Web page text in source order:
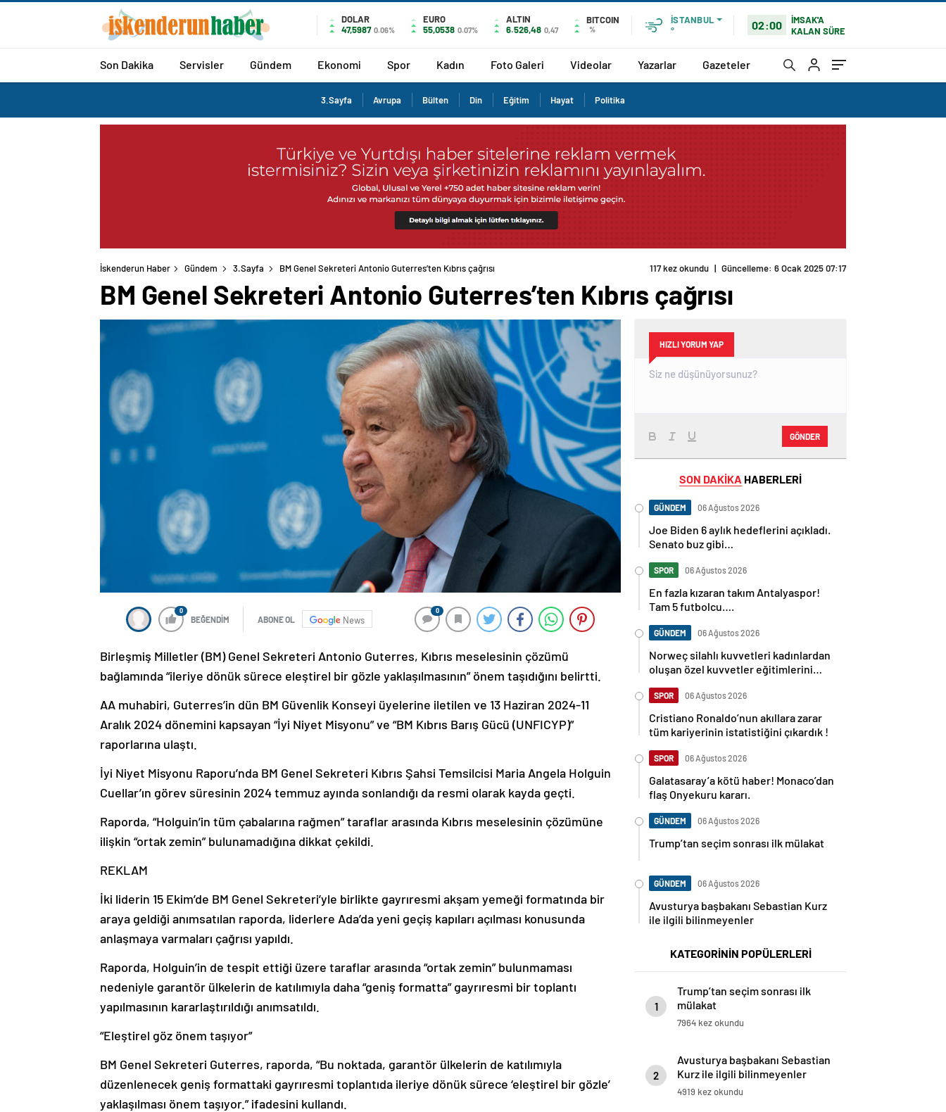
DOLAR
47,5987 0.06%
EURO
55,0538 0.07%
ALTIN
6.526,48 0,47
BITCOIN
%
İSTANBUL
°
02:00
İMSAK'A
KALAN SÜRE
Son Dakika Servisler Gündem Ekonomi Spor Kadın Foto Galeri Videolar Yazarlar Gazeteler
3.Sayfa Avrupa Bülten Din Eğitim Hayat Politika
İskenderun Haber Gündem 3.Sayfa BM Genel Sekreteri Antonio Guterres’ten Kıbrıs çağrısı 117 kez okundu | Güncelleme: 6 Ocak 2025 07:17
BM Genel Sekreteri Antonio Guterres’ten Kıbrıs çağrısı
0
BEĞENDİM ABONE OL News
0
Birleşmiş Milletler (BM) Genel Sekreteri Antonio Guterres, Kıbrıs meselesinin çözümü
bağlamında “ileriye dönük sürece eleştirel bir gözle yaklaşılmasının” önem taşıdığını belirtti.
AA muhabiri, Guterres’in dün BM Güvenlik Konseyi üyelerine iletilen ve 13 Haziran 2024-11
Aralık 2024 dönemini kapsayan “İyi Niyet Misyonu” ve “BM Kıbrıs Barış Gücü (UNFICYP)”
raporlarına ulaştı.
İyi Niyet Misyonu Raporu’nda BM Genel Sekreteri Kıbrıs Şahsi Temsilcisi Maria Angela Holguin
Cuellar’ın görev süresinin 2024 temmuz ayında sonlandığı da resmi olarak kayda geçti.
Raporda, “Holguin’in tüm çabalarına rağmen” taraflar arasında Kıbrıs meselesinin çözümüne
ilişkin “ortak zemin” bulunamadığına dikkat çekildi.
REKLAM
İki liderin 15 Ekim’de BM Genel Sekreteri’yle birlikte gayrıresmi akşam yemeği formatında bir
araya geldiği anımsatılan raporda, liderlere Ada’da yeni geçiş kapıları açılması konusunda
anlaşmaya varmaları çağrısı yapıldı.
Raporda, Holguin’in de tespit ettiği üzere taraflar arasında “ortak zemin” bulunmaması
nedeniyle garantör ülkelerin de katılımıyla daha “geniş formatta” gayrıresmi bir toplantı
yapılmasının kararlaştırıldığı anımsatıldı.
“Eleştirel göz önem taşıyor”
BM Genel Sekreteri Guterres, raporda, “Bu noktada, garantör ülkelerin de katılımıyla
düzenlenecek geniş formattaki gayrıresmi toplantıda ileriye dönük sürece ‘eleştirel bir gözle’
yaklaşılması önem taşıyor.” ifadesini kullandı.
HIZLI YORUM YAP
GÖNDER
SON DAKİKA HABERLERİ
GÜNDEM 06 Ağustos 2026
Joe Biden 6 aylık hedeflerini açıkladı.
Senato buz gibi…
SPOR 06 Ağustos 2026
En fazla kızaran takım Antalyaspor!
Tam 5 futbolcu….
GÜNDEM 06 Ağustos 2026
Norweç silahlı kuvvetleri kadınlardan
oluşan özel kuvvetler eğitimlerini
SPOR 06 Ağustos 2026
Cristiano Ronaldo’nun akıllara zarar
tüm kariyerinin istatistiğini çıkardık !
SPOR 06 Ağustos 2026
Galatasaray’a kötü haber! Monaco’dan
flaş Onyekuru kararı.
GÜNDEM 06 Ağustos 2026
Trump’tan seçim sonrası ilk mülakat
GÜNDEM 06 Ağustos 2026
Avusturya başbakanı Sebastian Kurz
ile ilgili bilinmeyenler
KATEGORİNİN POPÜLERLERİ
1
Trump’tan seçim sonrası ilk
mülakat
7964 kez okundu
2
Avusturya başbakanı Sebastian
Kurz ile ilgili bilinmeyenler
4919 kez okundu